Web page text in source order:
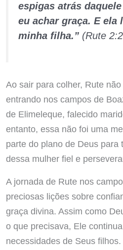
espigas atrás
eu achar graça. E ela
minha filha.” (Rute
Ao sair para colher, Rute
entrando nos campos de
de Elimeleque, falecido
entanto, essa não foi uma
parte do plano de Deus para
dessa mulher fiel e
A jornada de Rute nos
preciosas lições sobre
graça divina. Assim como
o que precisava, Ele
necessidades de Seus